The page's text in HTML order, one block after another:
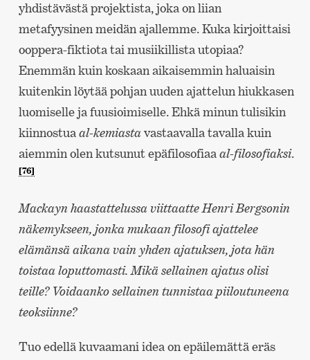
yhdistävästä projektista, joka on liian
metafyysinen meidän ajallemme. Kuka kirjoittaisi
ooppera-fiktiota tai musiikillista utopiaa?
Enemmän kuin koskaan aikaisemmin haluaisin
kuitenkin löytää pohjan uuden ajattelun hiukkasen
luomiselle ja fuusioimiselle. Ehkä minun tulisikin
kiinnostua al-kemiastavastaavalla tavalla kuin
aiemmin olen kutsunut epäfilosofiaa al-filosofiaksi.
[76]
Mackayn haastattelussa viittaatte Henri Bergsonin
näkemykseen, jonka mukaan filosofi ajattelee
elämänsä aikana vain yhden ajatuksen, jota hän
toistaa loputtomasti. Mikä sellainen ajatus olisi
teille? Voidaanko sellainen tunnistaa piiloutuneena
teoksiinne?
Tuo edellä kuvaamani idea on epäilemättä eräs